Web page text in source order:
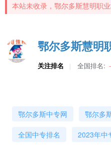
本站未收录，鄂尔多斯慧明职
鄂尔多斯慧明
关注排名 全国排名:
鄂尔多斯中专网 鄂尔多
全国中专排名 2023年中